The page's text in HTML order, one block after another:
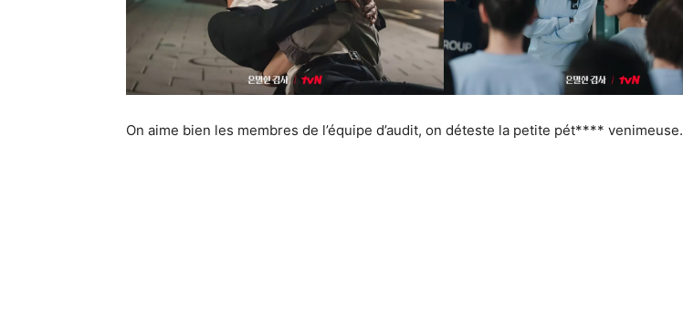
On aime bien les membres de l’équipe d’audit, on déteste la petite pét**** venimeuse.